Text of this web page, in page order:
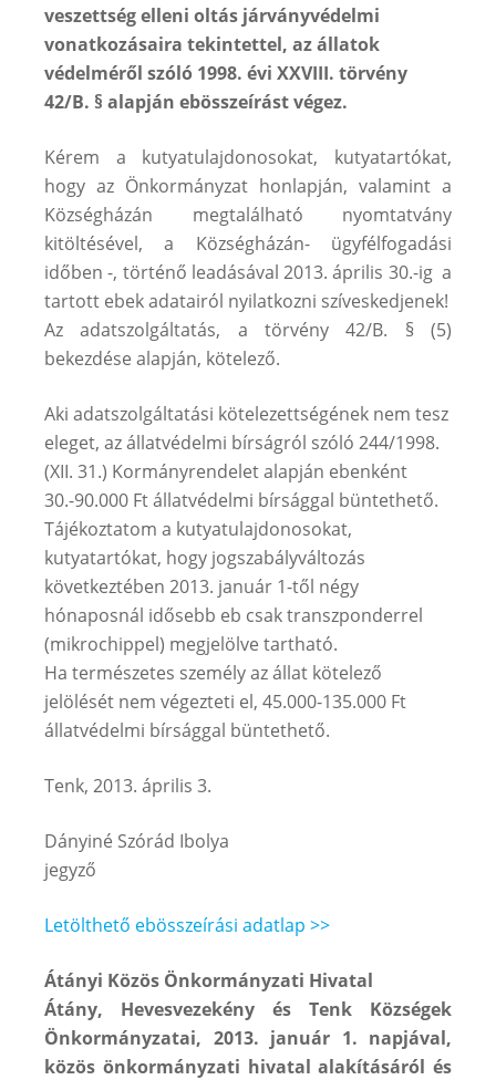
veszettség elleni oltás járványvédelmi
vonatkozásaira tekintettel, az állatok
védelméről szóló 1998. évi XXVIII. törvény
42/B. § alapján ebösszeírást végez.
Kérem a kutyatulajdonosokat, kutyatartókat,
hogy az Önkormányzat honlapján, valamint a
Községházán megtalálható nyomtatvány
kitöltésével, a Községházán- ügyfélfogadási
időben -, történő leadásával 2013. április 30.-ig a
tartott ebek adatairól nyilatkozni szíveskedjenek!
Az adatszolgáltatás, a törvény 42/B. § (5)
bekezdése alapján, kötelező.
Aki adatszolgáltatási kötelezettségének nem tesz
eleget, az állatvédelmi bírságról szóló 244/1998.
(XII. 31.) Kormányrendelet alapján ebenként
30.-90.000 Ft állatvédelmi bírsággal büntethető.
Tájékoztatom a kutyatulajdonosokat,
kutyatartókat, hogy jogszabályváltozás
következtében 2013. január 1-től négy
hónaposnál idősebb eb csak transzponderrel
(mikrochippel) megjelölve tartható.
Ha természetes személy az állat kötelező
jelölését nem végezteti el, 45.000-135.000 Ft
állatvédelmi bírsággal büntethető.
Tenk, 2013. április 3.
Dányiné Szórád Ibolya
jegyző
Letölthető ebösszeírási adatlap >>
Átányi Közös Önkormányzati Hivatal
Átány, Hevesvezekény és Tenk Községek
Önkormányzatai, 2013. január 1. napjával,
közös önkormányzati hivatal alakításáról és